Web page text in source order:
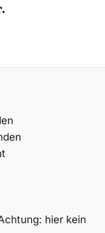
hier kein